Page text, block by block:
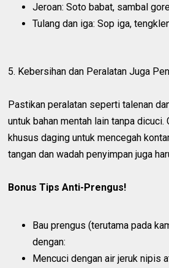
Jeroan: Soto babat, sambal
Tulang dan iga: Sop iga,
5. Kebersihan dan Peralatan Juga
Pastikan peralatan seperti talenan
untuk bahan mentah lain tanpa dicuci.
khusus daging untuk mencegah
tangan dan wadah penyimpan juga
Bonus Tips Anti-Prengus!
Bau prengus (terutama pada
dengan:
Mencuci dengan air jeruk nipis